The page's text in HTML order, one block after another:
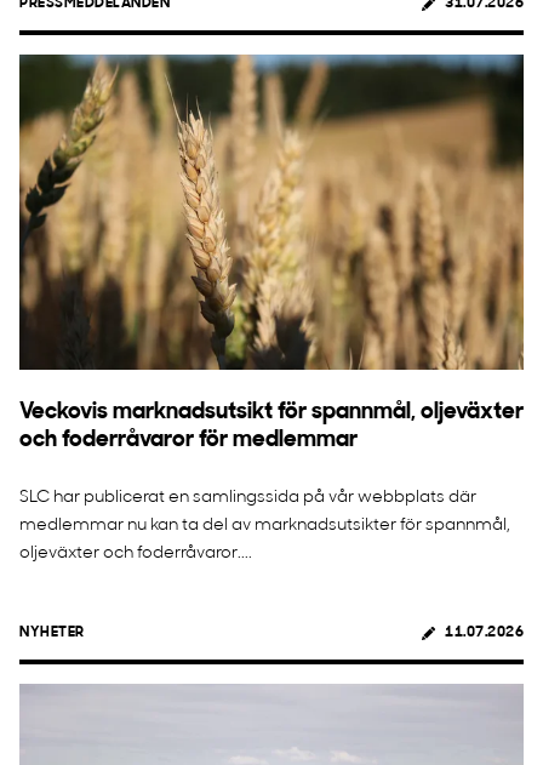
PRESSMEDDELANDEN 31.07.2026
Veckovis marknadsutsikt för spannmål, oljeväxter
och foderråvaror för medlemmar
SLC har publicerat en samlingssida på vår webbplats där
medlemmar nu kan ta del av marknadsutsikter för spannmål,
oljeväxter och foderråvaror....
NYHETER 11.07.2026